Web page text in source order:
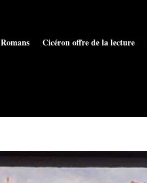
Romans Cicéron offre de la lecture